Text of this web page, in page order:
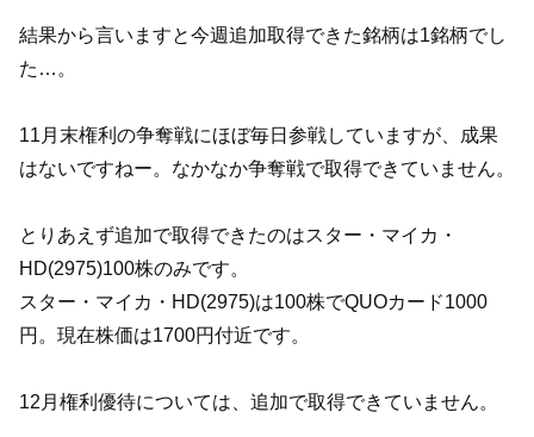
結果から言いますと今週追加取得できた銘柄は1銘柄でし
た…。
11月末権利の争奪戦にほぼ毎日参戦していますが、成果
はないですねー。なかなか争奪戦で取得できていません。
とりあえず追加で取得できたのはスター・マイカ・
HD(2975)100株のみです。
スター・マイカ・HD(2975)は100株でQUOカード1000
円。現在株価は1700円付近です。
12月権利優待については、追加で取得できていません。